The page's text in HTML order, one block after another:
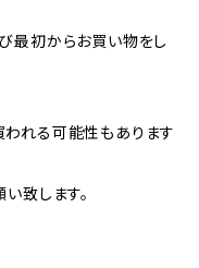
最初からお買い物をし
れる可能性もあります
致します。